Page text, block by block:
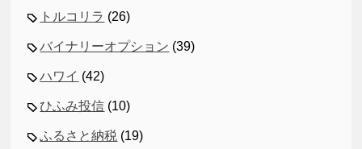
トルコリラ (26)
バイナリーオプション (39)
ハワイ (42)
ひふみ投信 (10)
ふるさと納税 (19)